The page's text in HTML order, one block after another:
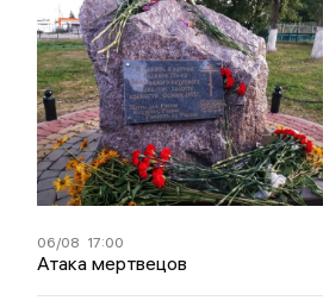
06/08 17:00
Атака мертвецов